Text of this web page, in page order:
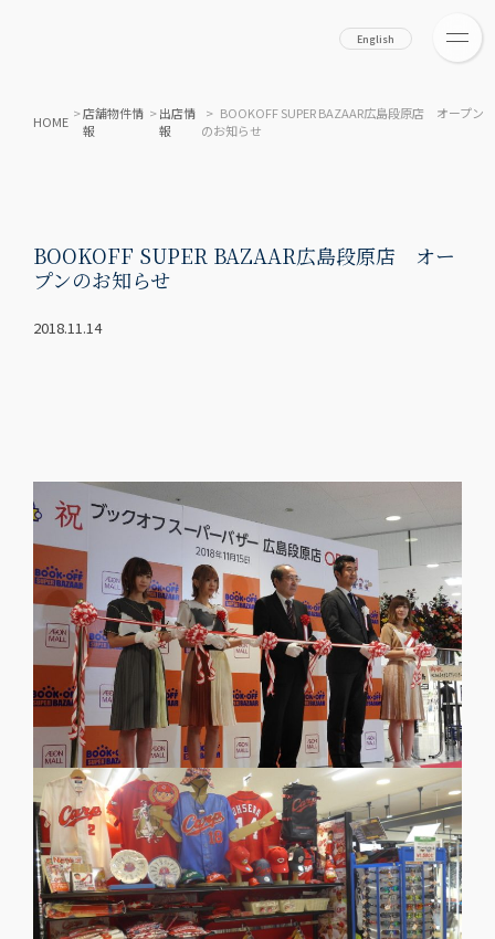
English
HOME >店舗物件情
報
>出店情
報
> BOOKOFF SUPER BAZAAR広島段原店 オープン
のお知らせ
BOOKOFF SUPER BAZAAR広島段原店 オー
プンのお知らせ
2018.11.14